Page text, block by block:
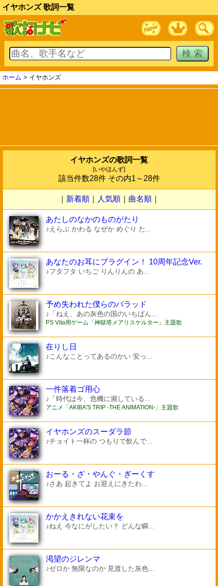
イヤホンズ 歌詞一覧
ホーム > イヤホンズ
イヤホンズの歌詞一覧
[いやほんず]
該当件数28件 その内1～28件
新着順 人気順 曲名順
あたしのなかのものがたり
♪えらぶ かわる なぜか めぐり た...
あなたのお耳にプラグイン！ 10周年記念Ver.
♪フタフタ いちご りんりんの あ...
予め失われた僕らのバラッド
♪「ねえ、あの灰色の国のいちばん...
PS Vita用ゲーム「神獄塔メアリスケルター」主題歌
在りし日
♪こんなことってあるのかい 安っ...
一件落着ゴ用心
♪「時代は今、危機に瀕している...
アニメ「AKIBA'S TRIP -THE ANIMATION-」主題歌
イヤホンズのスーダラ節
♪チョイト一杯の つもりで飲んで...
おーる・ざ・やんぐ・ぎーくす
♪さあ 起きてよ お迎えにきたわ...
かかえきれない花束を
♪ねえ 今なにがしたい？ どんな瞬...
渇望のジレンマ
♪ゼロか 無限なのか 見渡した灰色...